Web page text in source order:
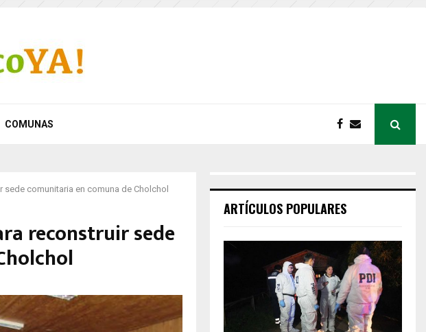
COMUNAS
sede comunitaria en comuna de Cholchol
reconstruir sede
ARTÍCULOS POPULARES